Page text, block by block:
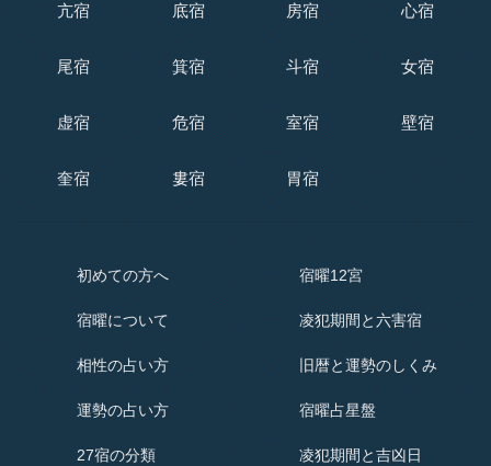
亢宿 底宿 房宿 心宿
尾宿 箕宿 斗宿 女宿
虚宿 危宿 室宿 壁宿
奎宿 婁宿 胃宿
初めての方へ
宿曜について
相性の占い方
運勢の占い方
27宿の分類
宿曜12宮
凌犯期間と六害宿
旧暦と運勢のしくみ
宿曜占星盤
凌犯期間と吉凶日